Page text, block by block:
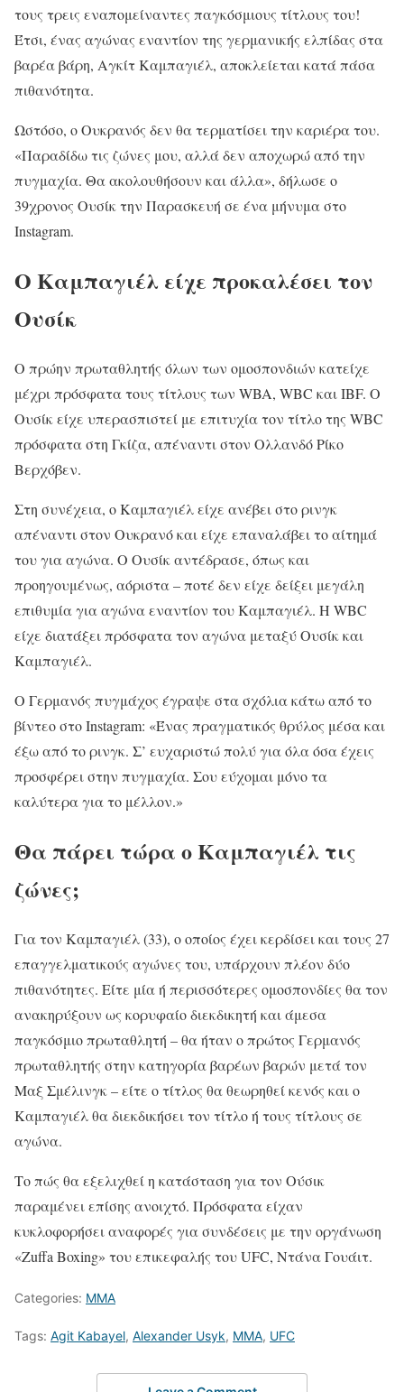
τους τρεις εναπομείναντες παγκόσμιους τίτλους του!
Έτσι, ένας αγώνας εναντίον της γερμανικής ελπίδας στα
βαρέα βάρη, Αγκίτ Καμπαγιέλ, αποκλείεται κατά πάσα
πιθανότητα.
Ωστόσο, ο Ουκρανός δεν θα τερματίσει την καριέρα του.
«Παραδίδω τις ζώνες μου, αλλά δεν αποχωρώ από την
πυγμαχία. Θα ακολουθήσουν και άλλα», δήλωσε ο
39χρονος Ουσίκ την Παρασκευή σε ένα μήνυμα στο
Instagram.
Ο Καμπαγιέλ είχε προκαλέσει τον
Ουσίκ
Ο πρώην πρωταθλητής όλων των ομοσπονδιών κατείχε
μέχρι πρόσφατα τους τίτλους των WBA, WBC και IBF. Ο
Ουσίκ είχε υπερασπιστεί με επιτυχία τον τίτλο της WBC
πρόσφατα στη Γκίζα, απέναντι στον Ολλανδό Ρίκο
Βερχόβεν.
Στη συνέχεια, ο Καμπαγιέλ είχε ανέβει στο ρινγκ
απέναντι στον Ουκρανό και είχε επαναλάβει το αίτημά
του για αγώνα. Ο Ουσίκ αντέδρασε, όπως και
προηγουμένως, αόριστα – ποτέ δεν είχε δείξει μεγάλη
επιθυμία για αγώνα εναντίον του Καμπαγιέλ. Η WBC
είχε διατάξει πρόσφατα τον αγώνα μεταξύ Ουσίκ και
Καμπαγιέλ.
Ο Γερμανός πυγμάχος έγραψε στα σχόλια κάτω από το
βίντεο στο Instagram: «Ένας πραγματικός θρύλος μέσα και
έξω από το ρινγκ. Σ’ ευχαριστώ πολύ για όλα όσα έχεις
προσφέρει στην πυγμαχία. Σου εύχομαι μόνο τα
καλύτερα για το μέλλον.»
Θα πάρει τώρα ο Καμπαγιέλ τις
ζώνες;
Για τον Καμπαγιέλ (33), ο οποίος έχει κερδίσει και τους 27
επαγγελματικούς αγώνες του, υπάρχουν πλέον δύο
πιθανότητες. Είτε μία ή περισσότερες ομοσπονδίες θα τον
ανακηρύξουν ως κορυφαίο διεκδικητή και άμεσα
παγκόσμιο πρωταθλητή – θα ήταν ο πρώτος Γερμανός
πρωταθλητής στην κατηγορία βαρέων βαρών μετά τον
Μαξ Σμέλινγκ – είτε ο τίτλος θα θεωρηθεί κενός και ο
Καμπαγιέλ θα διεκδικήσει τον τίτλο ή τους τίτλους σε
αγώνα.
Το πώς θα εξελιχθεί η κατάσταση για τον Ούσικ
παραμένει επίσης ανοιχτό. Πρόσφατα είχαν
κυκλοφορήσει αναφορές για συνδέσεις με την οργάνωση
«Zuffa Boxing» του επικεφαλής του UFC, Ντάνα Γουάιτ.
Categories: MMA
Tags: Agit Kabayel, Alexander Usyk, MMA, UFC